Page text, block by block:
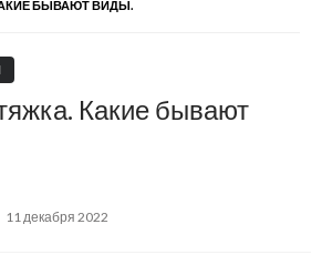
БЫВАЮТ ВИДЫ.
Какие бывают
Posted
11 декабря 2022